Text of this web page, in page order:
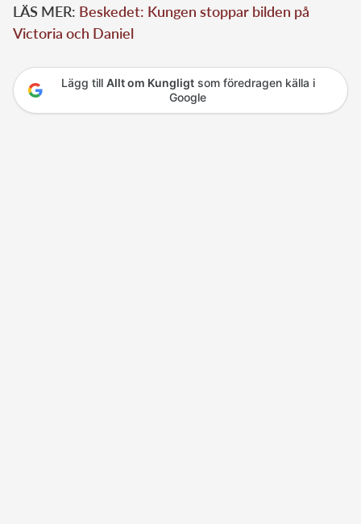
LÄS MER: Beskedet: Kungen stoppar bilden på
Victoria och Daniel
Lägg till Allt om Kungligtsom föredragen källa i
Google